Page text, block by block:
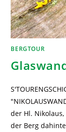
BERGTOUR
der Hl.
der Berg